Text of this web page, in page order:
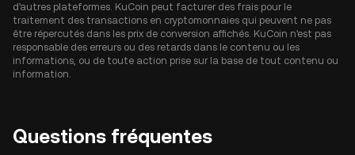
d'autres plateformes. KuCoin peut facturer des frais pour le
traitement des transactions en cryptomonnaies qui peuvent ne pas
être répercutés dans les prix de conversion affichés. KuCoin n'est pas
responsable des erreurs ou des retards dans le contenu ou les
informations, ou de toute action prise sur la base de tout contenu ou
information.
Questions fréquentes